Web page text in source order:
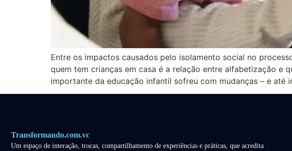
Entre os impactos causados pelo isolamento social no
quem tem crianças em casa é a relação entre alfabetização e
importante da educação infantil sofreu com mudanças – e até
Transformando.com.vc
Um espaço de interação, trocas, compartilhamento de experiências e práticas, que acredita